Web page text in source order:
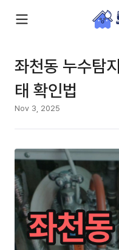
좌천동 누수탐
태 확인법
Nov 3, 2025